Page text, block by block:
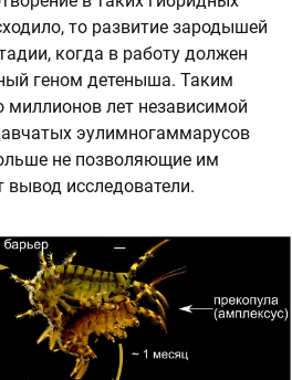
то развитие зародышей
когда в работу должен
геном детеныша. Таким
миллионов лет независимой
эулимногаммарусов
не позволяющие им
исследователи.